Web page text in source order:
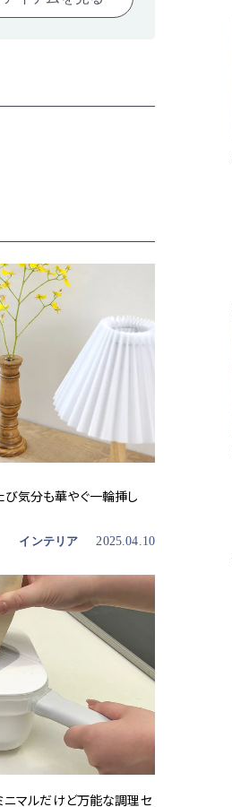
び気分も華やぐ一輪挿し
インテリア 2025.04.10
ニマルだけど万能な調理セ